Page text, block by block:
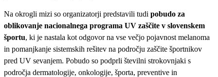
Na okrogli mizi so organizatorji predstavili tudi pobudo za
oblikovanje nacionalnega programa UV zaščite v slovenskem
športu, ki je nastala kot odgovor na vse večjo pojavnost melanoma
in pomanjkanje sistemskih rešitev na področju zaščite športnikov
pred UV sevanjem. Pobudo so podprli številni strokovnjaki s
področja dermatologije, onkologije, športa, preventive in